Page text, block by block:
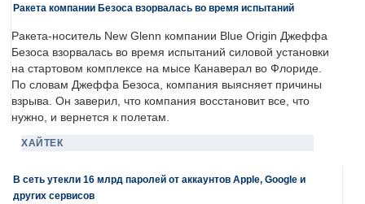
Ракета компании Безоса взорвалась во время испытаний
Ракета-носитель New Glenn компании Blue Origin Джеффа
Безоса взорвалась во время испытаний силовой установки
на стартовом комплексе на мысе Канаверал во Флориде.
По словам Джеффа Безоса, компания выясняет причины
взрыва. Он заверил, что компания восстановит все, что
нужно, и вернется к полетам.
ХАЙТЕК
В сеть утекли 16 млрд паролей от аккаунтов Apple, Google и
других сервисов